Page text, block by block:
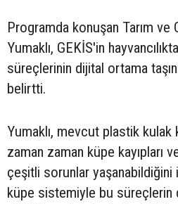
Programda konuşan Tarım ve
Yumaklı, GEKİS'in
süreçlerinin dijital ortama
belirtti.
Yumaklı, mevcut plastik kulak
zaman zaman küpe kayıpları
çeşitli sorunlar
küpe sistemiyle bu süreçlerin